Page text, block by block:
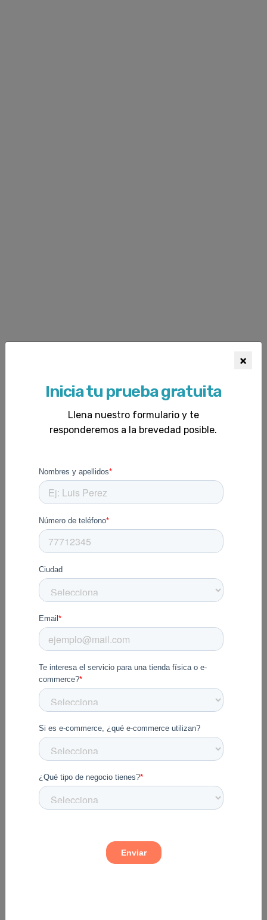
Nos encargamos de
×
Inicia tu prueba gratuita
Llena nuestro formulario y te
responderemos a la brevedad posible.